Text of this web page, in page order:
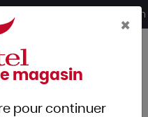
et retrait 2h en magasin
×
magasin
pour continuer